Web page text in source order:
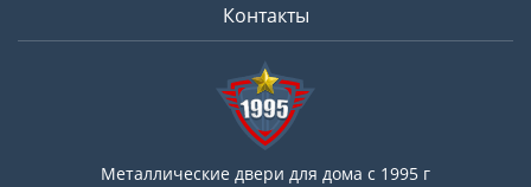
Контакты
Металлические двери для дома с 1995 г